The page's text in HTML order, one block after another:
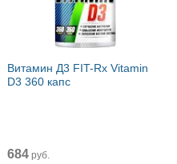
Витамин Д3 FIT-Rx Vitamin
D3 360 капс
684 руб.